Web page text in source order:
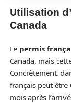
Utilisation
Canada
Le permis
Canada, mais
Concrètement,
français peut être
mois après